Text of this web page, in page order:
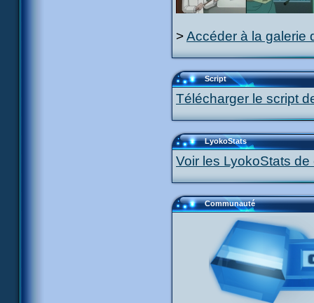
>Accéder à la galerie
Script
Télécharger le script
LyokoStats
Voir les LyokoStats
Communauté